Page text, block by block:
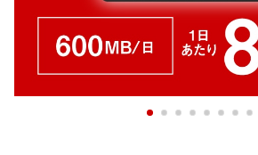
1 2 3 4 5 6 7 8